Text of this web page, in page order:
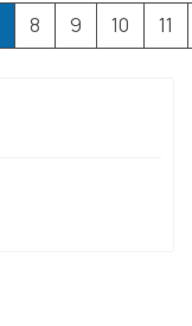
Pagina 7 di 45
8 9 10 11